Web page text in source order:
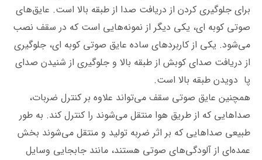
برای جلوگیری کردن از دریافت صدا از طبقه بالا است. عایق‌های
صوتی کوبه ای، یکی دیگر از نمونه‌هایی است که در سقف نصب
می‌شود. یکی از کاربردهای ساده عایق صوتی کوبه ای، جلوگیری
از دریافت صدای کوبش از طبقه بالا و جلوگیری از شنیدن صدای
پا دویدن طبقه بالا است.
همچنین عایق‌ صوتی سقف می‌تواند علاوه بر کنترل ضربات،
صداهایی که از طریق هوا منتقل می‌شوند را کنترل کند. به طور
طبیعی صداهایی که بر اثر ضربه تولید و منتقل می‌شوند بخش
عمده‌ای از آلودگی‌های صوتی هستند، مانند جابجایی وسایل